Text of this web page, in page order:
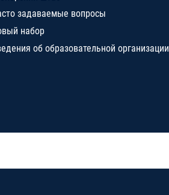
задаваемые вопросы
набор
об образовательной организации